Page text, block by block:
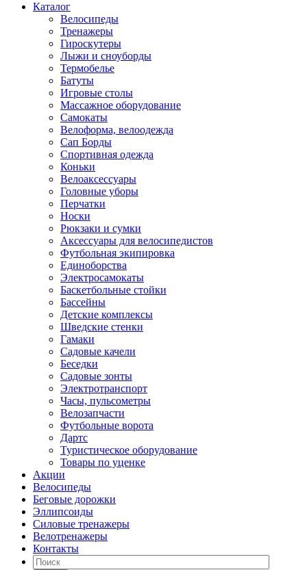
Каталог
Велосипеды
Тренажеры
Гироскутеры
Лыжи и сноуборды
Термобелье
Батуты
Игровые столы
Массажное оборудование
Самокаты
Велоформа, велоодежда
Сап Борды
Спортивная одежда
Коньки
Велоаксессуары
Головные уборы
Перчатки
Носки
Рюкзаки и сумки
Аксессуары для велосипедистов
Футбольная экипировка
Единоборства
Электросамокаты
Баскетбольные стойки
Бассейны
Детские комплексы
Шведские стенки
Гамаки
Садовые качели
Беседки
Садовые зонты
Электротранспорт
Часы, пульсометры
Велозапчасти
Футбольные ворота
Дартс
Туристическое оборудование
Товары по уценке
Акции
Велосипеды
Беговые дорожки
Эллипсоиды
Силовые тренажеры
Велотренажеры
Контакты